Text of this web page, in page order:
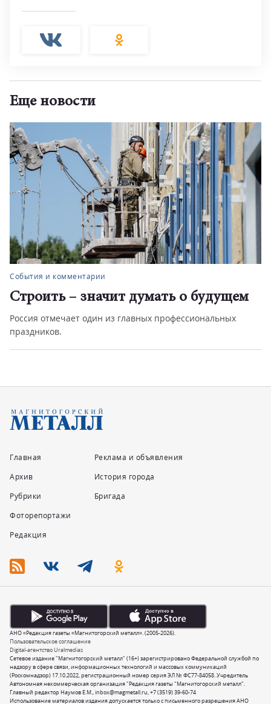
Еще новости
События и комментарии
Строить – значит думать о будущем
Россия отмечает один из главных профессиональных
праздников.
Главная
Архив
Рубрики
Фоторепортажи
Редакция
Реклама и объявления
История города
Бригада
Сетевое издание "Магнитогорский металл" (16+) зарегистрировано Федеральной службой по
надзору в сфере связи, информационных технологий и массовых коммуникаций
(Роскомнадзор) 17.10.2022, регистрационный номер серия ЭЛ № ФС77-84058. Учредитель
Автономная некоммерческая организация "Редакция газеты "Магнитогорский металл".
Главный редактор Наумов Е.М.,inbox@magmetall.ru,+7 (3519) 39-60-74
Использование материалов издания допускается только с письменного разрешения АНО
Пользовательское соглашение
Digital-агентство Uralmedias
АНО «Редакция газеты «Магнитогорский металл». (2005-2026).